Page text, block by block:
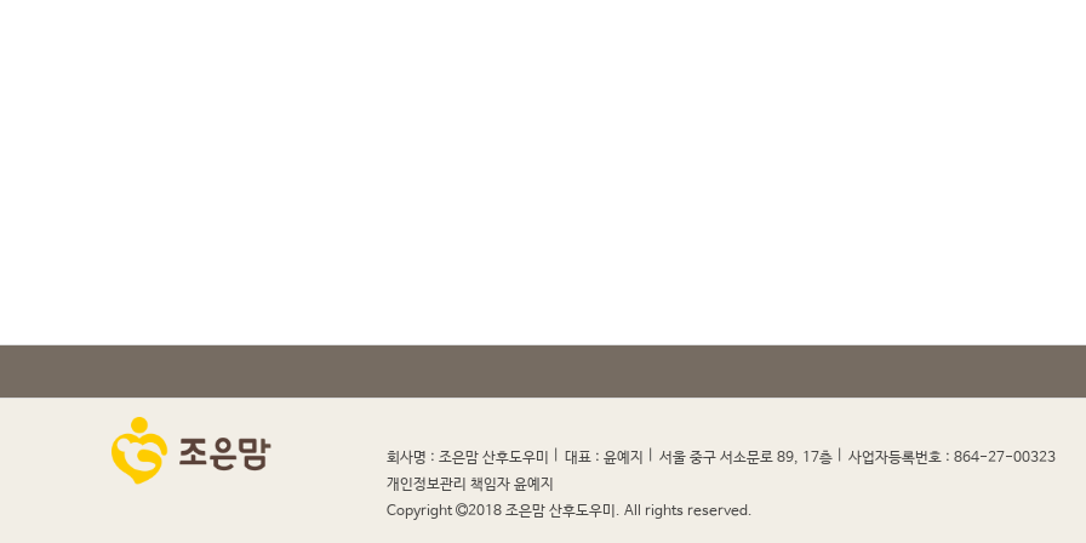
회사명 : 조은맘 산후도우미 대표 : 윤예지 서울 중구 서소문로 89, 17층 사업자등록번호 : 864-27-00323
개인정보관리 책임자 윤예지
Copyright
2018 조은맘 산후도우미. All rights reserved.